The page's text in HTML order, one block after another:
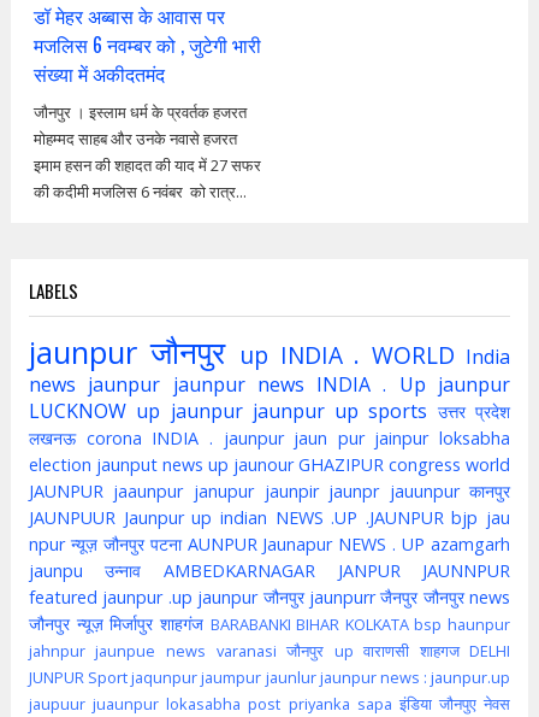
डॉ मेहर अब्बास के आवास पर
मजलिस 6 नवम्बर को , जुटेगी भारी
संख्या में अकीदतमंद
जौनपुर । इस्लाम धर्म के प्रवर्तक हजरत
मोहम्मद साहब और उनके नवासे हजरत
इमाम हसन की शहादत की याद में 27 सफर
की कदीमी मजलिस 6 नवंबर को रात्र...
LABELS
jaunpur जौनपुर up INDIA . WORLD India
news jaunpur jaunpur news INDIA . Up jaunpur
LUCKNOW up jaunpur jaunpur up sports उत्तर प्रदेश
लखनऊ corona INDIA . jaunpur jaun pur jainpur loksabha
election jaunput news up jaunour GHAZIPUR congress world
JAUNPUR jaaunpur janupur jaunpir jaunpr jauunpur कानपुर
JAUNPUUR Jaunpur up indian NEWS .UP .JAUNPUR bjp jau
npur न्यूज़ जौनपुर पटना AUNPUR Jaunapur NEWS . UP azamgarh
jaunpu
उन्नाव AMBEDKARNAGAR JANPUR
JAUNNPUR
featured jaunpur .up jaunpur जौनपुर jaunpurr जैनपुर जौनपुर news
जौनपुर न्यूज़ मिर्जापुर शाहगंज BARABANKI BIHAR KOLKATA bsp haunpur
jahnpur jaunpue news varanasi जौनपुर up वाराणसी शाहगज DELHI
JUNPUR Sportjaqunpurjaumpur jaunlurjaunpur news : jaunpur.up
jaupuur juaunpur lokasabha post priyanka sapa इंडिया जौनपुए नेवस